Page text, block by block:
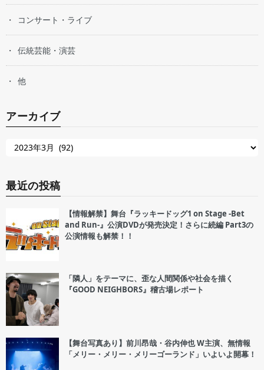
コンサート・ライブ
伝統芸能・演芸
他
アーカイブ
最近の投稿
【情報解禁】舞台『ラッキードッグ1 on Stage -Bet
and Run-』公演DVDが発売決定！さらに続編 Part3の
公演情報も解禁！！
「隣人」をテーマに、歪な人間関係や社会を描く
『GOOD NEIGHBORS』稽古場レポート
【舞台写真あり】前川昂哉・谷内伸也 W主演、無情報
「メリー・メリー・メリーゴーランド」いよいよ開幕！